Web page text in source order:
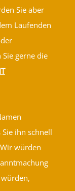
Sie aber
Laufenden
gerne die
ihn schnell
würden